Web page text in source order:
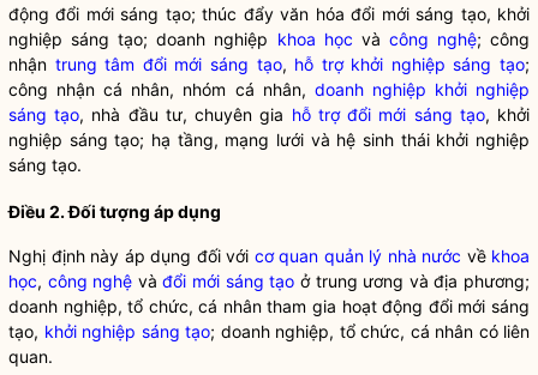
động đổi mới sáng tạo; thúc đẩy văn hóa đổi mới sáng tạo, khởi
nghiệp sáng tạo; doanh nghiệp khoa học và công nghệ; công
nhận trung tâm đổi mới sáng tạo, hỗ trợ khởi nghiệp sáng tạo;
công nhận cá nhân, nhóm cá nhân, doanh nghiệp khởi nghiệp
sáng tạo, nhà đầu tư, chuyên gia hỗ trợ đổi mới sáng tạo, khởi
nghiệp sáng tạo; hạ tầng, mạng lưới và hệ sinh thái khởi nghiệp
sáng tạo.
Điều 2. Đối tượng áp dụng
Nghị định này áp dụng đối với cơ quan quản lý nhà nước về khoa
học, công nghệ vàđổi mới sáng tạo ở trung ương và địa phương;
doanh nghiệp, tổ chức, cá nhân tham gia hoạt động đổi mới sáng
tạo, khởi nghiệp sáng tạo; doanh nghiệp, tổ chức, cá nhân có liên
quan.